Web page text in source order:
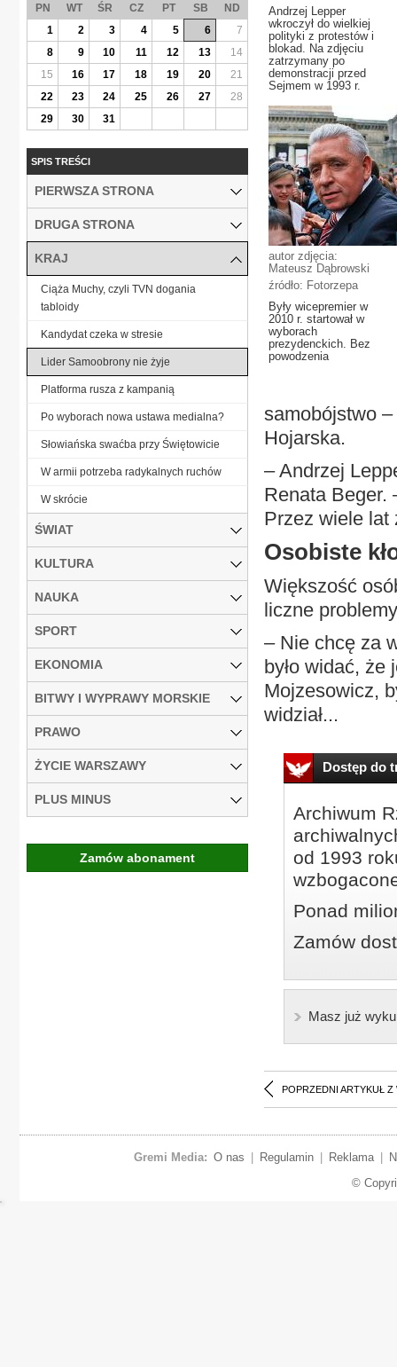
Andrzej Lepper
wkroczył do wielkiej
polityki z protestów i
blokad. Na zdjęciu
zatrzymany po
demonstracji przed
Sejmem w 1993 r.
autor zdjęcia:
Mateusz Dąbrowski
źródło: Fotorzepa
Były wicepremier w
2010 r. startował w
wyborach
prezydenckich. Bez
powodzenia
samobójstwo –
Hojarska.
– Andrzej
Renata Beger.
Przez wiele lat
Osobiste
Większość
liczne
– Nie chcę za
było widać, że
Mojzesowicz,
widział...
Dostęp do
Archiwum
od 1993
Ponad
Zamów
Masz już
POPRZEDNI ARTYKUŁ Z
PN WT ŚR CZ PT SB
ND
1
2 3 4 5 6
7
8
9 10 11 12 13
14
15
16 17 18 19 20
21
22
23 24 25 26 27
28
29
30 31
SPIS TREŚCI
PIERWSZA STRONA
DRUGA STRONA
KRAJ
Ciąża Muchy, czyli TVN dogania
tabloidy
Kandydat czeka w stresie
Lider Samoobrony nie żyje
Platforma rusza z kampanią
Po wyborach nowa ustawa medialna?
Słowiańska swaćba przy Świętowicie
W armii potrzeba radykalnych ruchów
W skrócie
ŚWIAT
KULTURA
NAUKA
SPORT
EKONOMIA
BITWY I WYPRAWY MORSKIE
PRAWO
ŻYCIE WARSZAWY
PLUS MINUS
Zamów abonament
Gremi Media: O nas Regulamin Reklama
©